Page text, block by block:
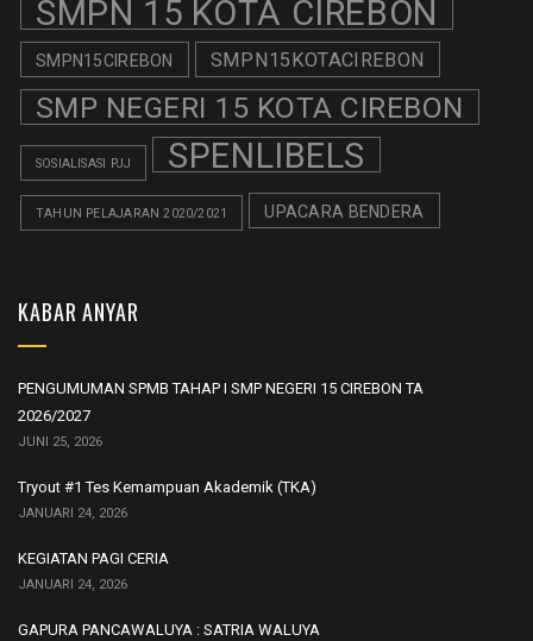
SMPN 15 KOTA CIREBON
SMPN15CIREBON SMPN15KOTACIREBON
SMP NEGERI 15 KOTA CIREBON
SOSIALISASI PJJ SPENLIBELS
TAHUN PELAJARAN 2020/2021 UPACARA BENDERA
KABAR ANYAR
PENGUMUMAN SPMB TAHAP I SMP NEGERI 15 CIREBON TA
2026/2027
JUNI 25, 2026
Tryout #1 Tes Kemampuan Akademik (TKA)
JANUARI 24, 2026
KEGIATAN PAGI CERIA
JANUARI 24, 2026
GAPURA PANCAWALUYA : SATRIA WALUYA